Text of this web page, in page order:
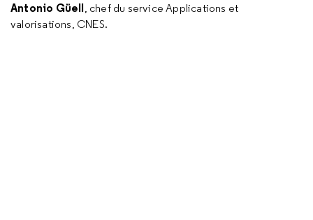
Antonio Güell, chef du service Applications et
valorisations, CNES.